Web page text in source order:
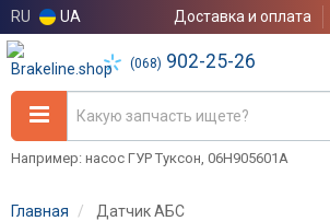
RU UA Доставка и оплата
(068) 902-25-26
Например: насос ГУР Туксон, 06H905601A
Главная Датчик АБС